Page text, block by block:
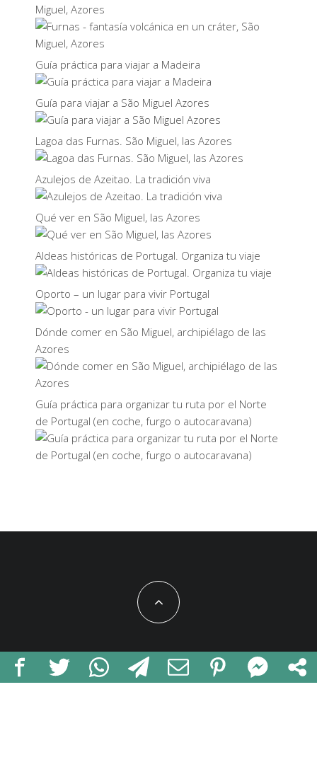
Miguel, Azores
Guía práctica para viajar a Madeira
Guía para viajar a São Miguel Azores
Lagoa das Furnas. São Miguel, las Azores
Azulejos de Azeitao. La tradición viva
Qué ver en São Miguel, las Azores
Aldeas históricas de Portugal. Organiza tu viaje
Oporto – un lugar para vivir Portugal
Dónde comer en São Miguel, archipiélago de las
Azores
Guía práctica para organizar tu ruta por el Norte
de Portugal (en coche, furgo o autocaravana)